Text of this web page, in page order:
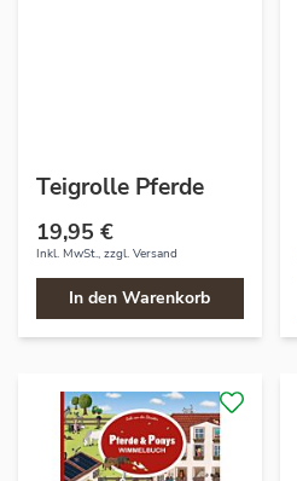
Teigrolle Pferde
19,95 €
Inkl. MwSt., zzgl. Versand
In den Warenkorb